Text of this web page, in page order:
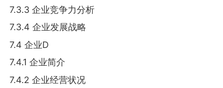
7.3.3 企业竞争力分析
7.3.4 企业发展战略
7.4 企业D
7.4.1 企业简介
7.4.2 企业经营状况